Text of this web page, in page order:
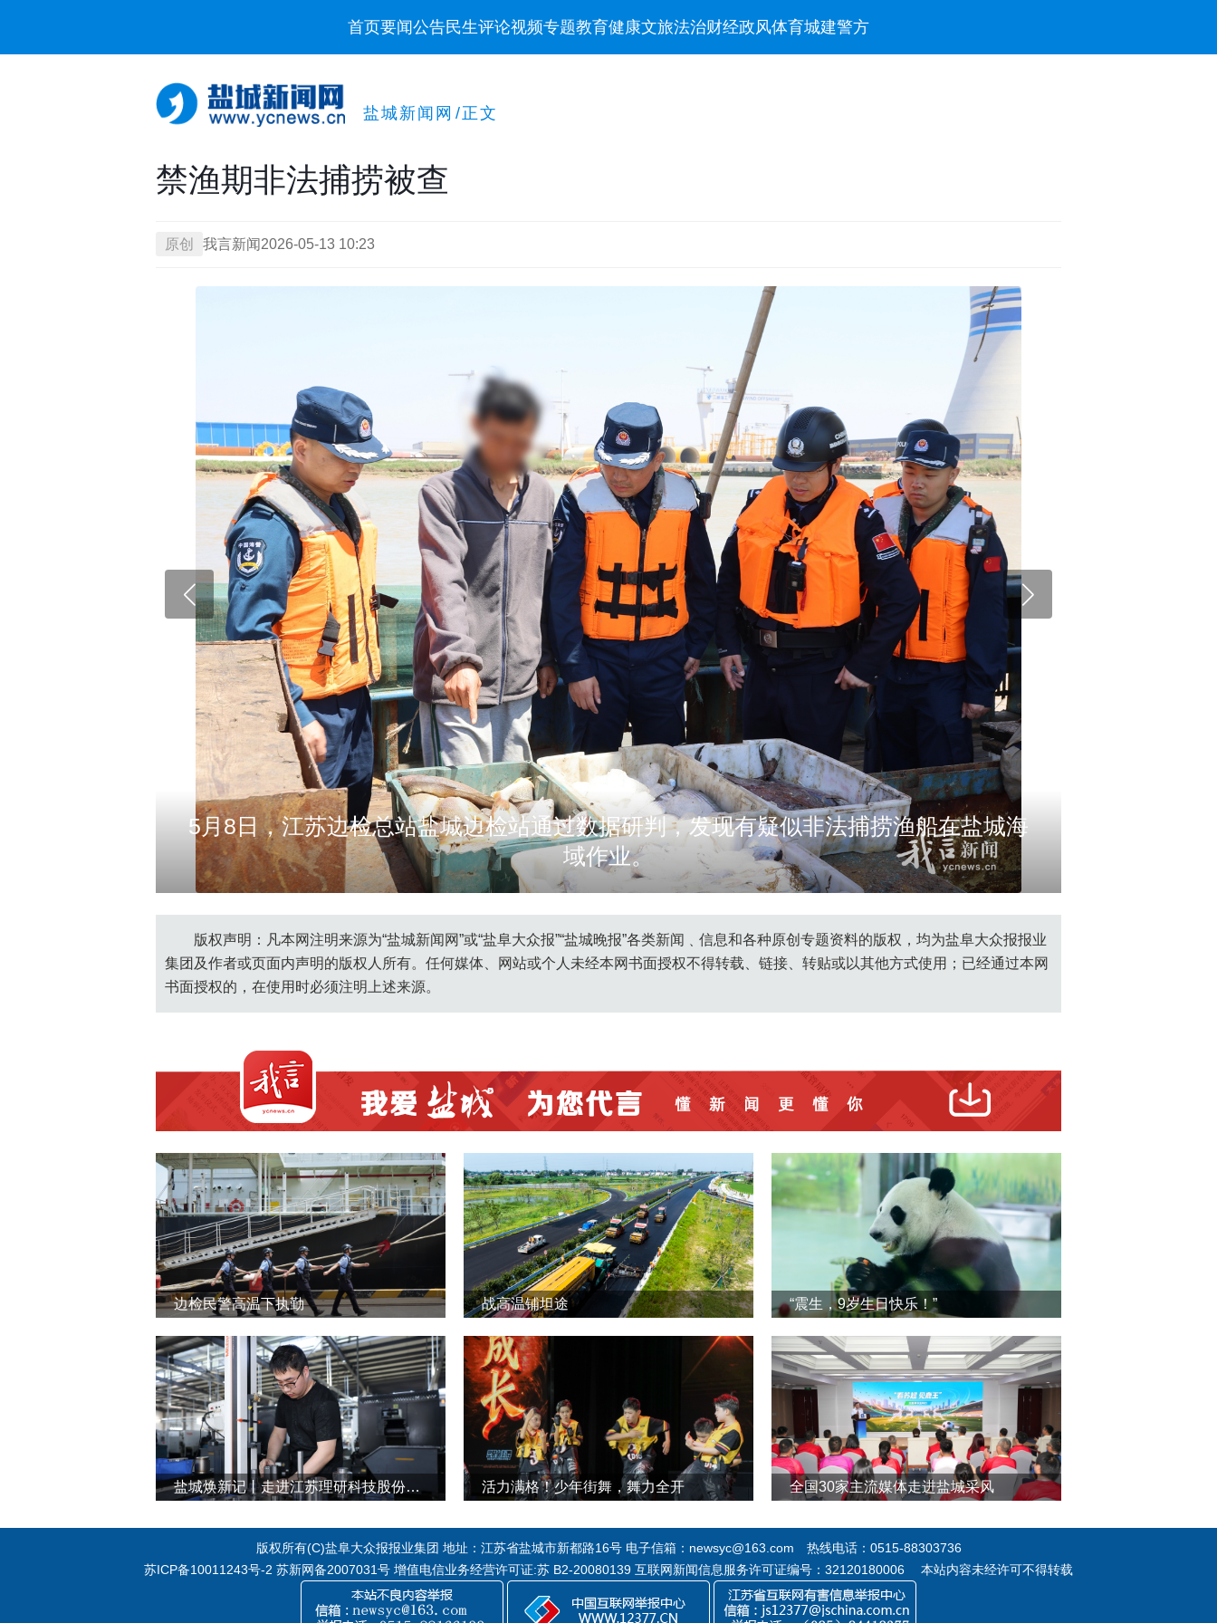
首页要闻公告民生评论视频专题教育健康文旅法治财经政风体育城建警方
盐城新闻网 /正文
禁渔期非法捕捞被查
原创 我言新闻 2026-05-13 10:23
5月8日，江苏边检总站盐城边检站通过数据研判，发现有疑似非法捕捞渔船在盐城海
域作业。
版权声明：凡本网注明来源为“盐城新闻网”或“盐阜大众报”“盐城晚报”各类新闻﹑信息和各种原创专题资料的版权，均为盐阜大众报报业
集团及作者或页面内声明的版权人所有。任何媒体、网站或个人未经本网书面授权不得转载、链接、转贴或以其他方式使用；已经通过本网
书面授权的，在使用时必须注明上述来源。
边检民警高温下执勤 战高温铺坦途 “震生，9岁生日快乐！”
盐城焕新记丨走进江苏理研科技股份有限公司 活力满格！少年街舞，舞力全开 全国30家主流媒体走进盐城采风
版权所有(C)盐阜大众报报业集团 地址：江苏省盐城市新都路16号 电子信箱：newsyc@163.com 热线电话：0515-88303736
苏ICP备10011243号-2 苏新网备2007031号 增值电信业务经营许可证:苏 B2-20080139 互联网新闻信息服务许可证编号：32120180006 本站内容未经许可不得转载